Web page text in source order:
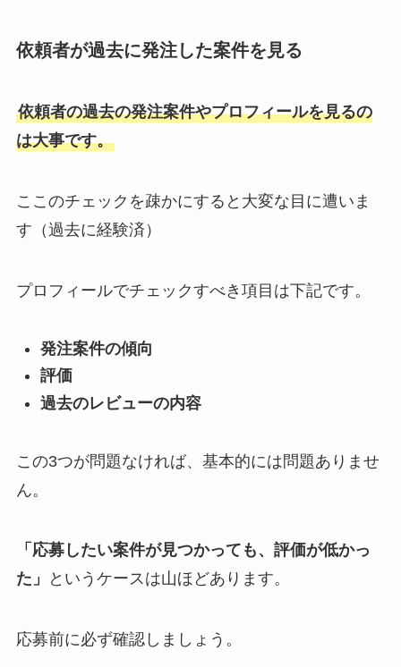
依頼者が過去に発注した案件を見る
依頼者の過去の発注案件やプロフィールを見るの
は大事です。
ここのチェックを疎かにすると大変な目に遭いま
す（過去に経験済）
プロフィールでチェックすべき項目は下記です。
発注案件の傾向
評価
過去のレビューの内容
この3つが問題なければ、基本的には問題ありませ
ん。
「応募したい案件が見つかっても、評価が低かっ
た」
というケースは山ほどあります。
応募前に必ず確認しましょう。